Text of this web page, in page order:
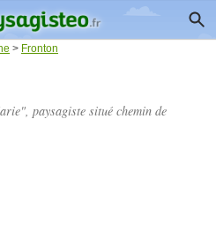
> Fronton
paysagiste situé chemin de